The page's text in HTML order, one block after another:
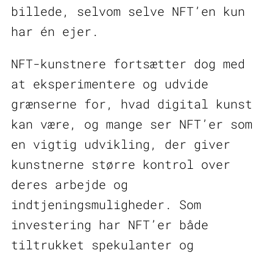
billede, selvom selve NFT’en kun
har én ejer.
NFT-kunstnere fortsætter dog med
at eksperimentere og udvide
grænserne for, hvad digital kunst
kan være, og mange ser NFT’er som
en vigtig udvikling, der giver
kunstnerne større kontrol over
deres arbejde og
indtjeningsmuligheder. Som
investering har NFT’er både
tiltrukket spekulanter og